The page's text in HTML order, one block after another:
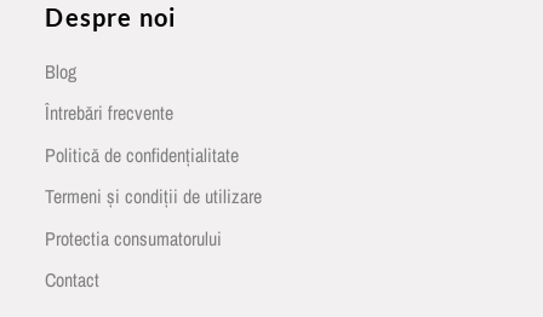
Despre noi
Blog
Întrebări frecvente
Politică de confidențialitate
Termeni și condiții de utilizare
Protectia consumatorului
Contact